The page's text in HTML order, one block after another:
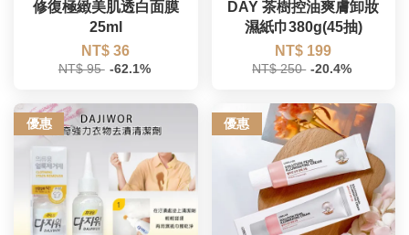
修復極緻美肌透白面膜
25ml
NT$ 36
NT$ 95 -62.1%
DAY 茶樹控油爽膚卸妝
濕紙巾380g(45抽)
NT$ 199
NT$ 250 -20.4%
優惠 優惠